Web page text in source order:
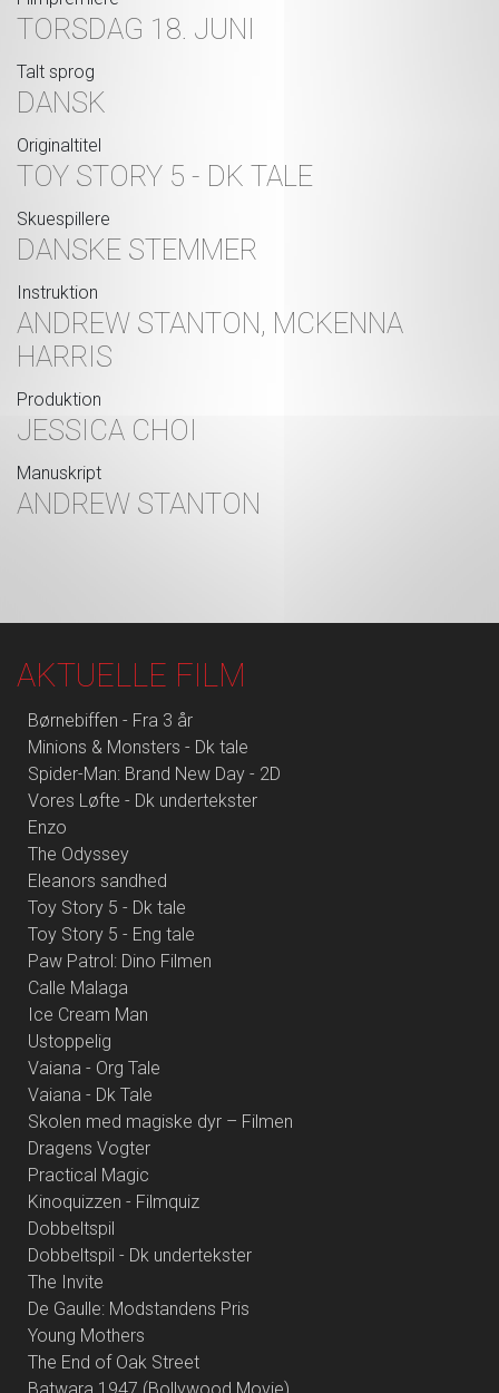
TORSDAG 18. JUNI
Talt sprog
DANSK
Originaltitel
TOY STORY 5 - DK TALE
Skuespillere
DANSKE STEMMER
Instruktion
ANDREW STANTON, MCKENNA
HARRIS
Produktion
JESSICA CHOI
Manuskript
ANDREW STANTON
AKTUELLE FILM
Børnebiffen - Fra 3 år
Minions & Monsters - Dk tale
Spider-Man: Brand New Day - 2D
Vores Løfte - Dk undertekster
Enzo
The Odyssey
Eleanors sandhed
Toy Story 5 - Dk tale
Toy Story 5 - Eng tale
Paw Patrol: Dino Filmen
Calle Malaga
Ice Cream Man
Ustoppelig
Vaiana - Org Tale
Vaiana - Dk Tale
Skolen med magiske dyr – Filmen
Dragens Vogter
Practical Magic
Kinoquizzen - Filmquiz
Dobbeltspil
Dobbeltspil - Dk undertekster
The Invite
De Gaulle: Modstandens Pris
Young Mothers
The End of Oak Street